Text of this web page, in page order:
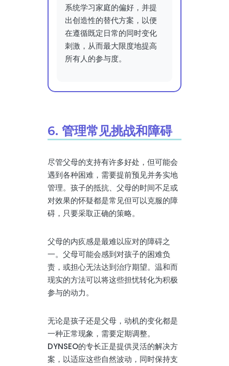
系统学习家庭的偏好，并提
出创造性的替代方案，以便
在遵循既定日常的同时变化
刺激，从而最大限度地提高
所有人的参与度。
6. 管理常见挑战和障碍
尽管父母的支持有许多好处，但可能会
遇到各种困难，需要提前预见并务实地
管理。孩子的抵抗、父母的时间不足或
对效果的怀疑都是常见但可以克服的障
碍，只要采取正确的策略。
父母的内疚感是最难以应对的障碍之
一。父母可能会感到对孩子的困难负
责，或担心无法达到治疗期望。温和而
现实的方法可以将这些担忧转化为积极
参与的动力。
无论是孩子还是父母，动机的变化都是
一种正常现象，需要定期调整。
DYNSEO的专长正是提供灵活的解决方
案，以适应这些自然波动，同时保持支